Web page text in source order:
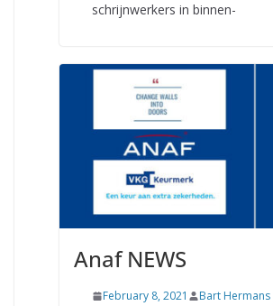
schrijnwerkers in binnen-
Anaf NEWS
February 8, 2021 Bart Hermans